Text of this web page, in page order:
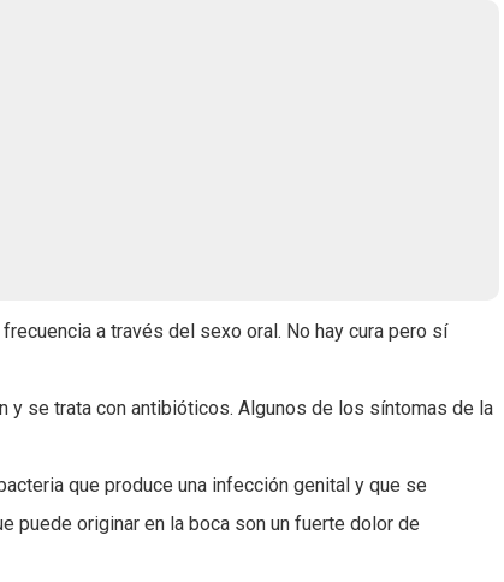
a través del sexo oral. No hay cura pero sí
y se trata con antibióticos. Algunos de los síntomas de la
que produce una infección genital y que se
puede originar en la boca son un fuerte dolor de